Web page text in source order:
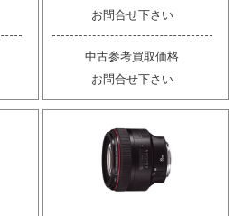
お問合せ下さい
中古参考買取価格
お問合せ下さい